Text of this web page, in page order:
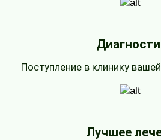
Поступление в клинику
Лучшее